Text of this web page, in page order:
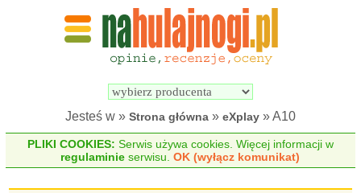
Wyszukiwarka
elektrycznych
Jesteś w » Strona główna » eXplay » A10
PLIKI COOKIES: Serwis używa cookies. Więcej informacji w
regulaminie serwisu.OK (wyłącz komunikat)